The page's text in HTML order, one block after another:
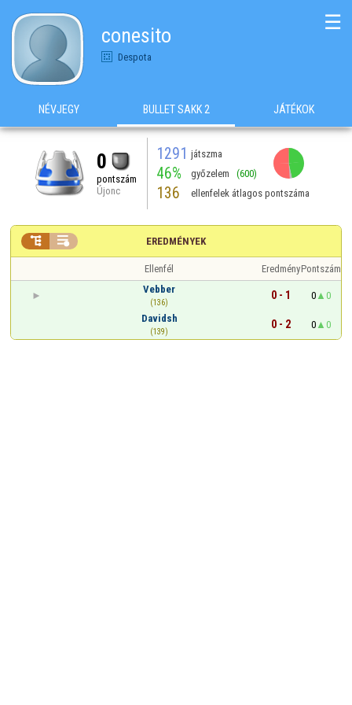
conesito
Despota
☰
NÉVJEGY BULLET SAKK 2 JÁTÉKOK
0
pontszám
Újonc
1291 játszma
46% győzelem (600)
136 ellenfelek átlagos pontszáma
EREDMÉNYEK
 
Ellenfél EredményPontszám
Vebber
(136)
0 - 1 0
0
Davidsh
(139)
0 - 2 0 0